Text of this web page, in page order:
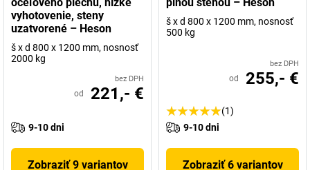
vyhotovenie, steny
uzatvorené – Heson
š x d 800 x 1200 mm, nosnosť
2000 kg
bez DPH
od 221,- €
9-10 dni
Zobraziť 9 variantov
š x d 800 x 1200 mm, nosnosť
500 kg
bez DPH
od 255,- €
(1)
9-10 dni
Zobraziť 6 variantov